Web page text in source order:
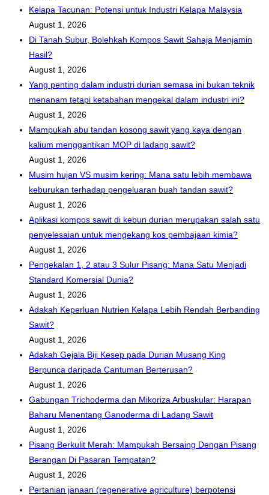
Kelapa Tacunan: Potensi untuk Industri Kelapa Malaysia
August 1, 2026
Di Tanah Subur, Bolehkah Kompos Sawit Sahaja Menjamin
Hasil?
August 1, 2026
Yang penting dalam industri durian semasa ini bukan teknik
menanam tetapi ketabahan mengekal dalam industri ini?
August 1, 2026
Mampukah abu tandan kosong sawit yang kaya dengan
kalium menggantikan MOP di ladang sawit?
August 1, 2026
Musim hujan VS musim kering: Mana satu lebih membawa
keburukan terhadap pengeluaran buah tandan sawit?
August 1, 2026
Aplikasi kompos sawit di kebun durian merupakan salah satu
penyelesaian untuk mengekang kos pembajaan kimia?
August 1, 2026
Pengekalan 1, 2 atau 3 Sulur Pisang: Mana Satu Menjadi
Standard Komersial Dunia?
August 1, 2026
Adakah Keperluan Nutrien Kelapa Lebih Rendah Berbanding
Sawit?
August 1, 2026
Adakah Gejala Biji Kesep pada Durian Musang King
Berpunca daripada Cantuman Berterusan?
August 1, 2026
Gabungan Trichoderma dan Mikoriza Arbuskular: Harapan
Baharu Menentang Ganoderma di Ladang Sawit
August 1, 2026
Pisang Berkulit Merah: Mampukah Bersaing Dengan Pisang
Berangan Di Pasaran Tempatan?
August 1, 2026
Pertanian janaan (regenerative agriculture) berpotensi